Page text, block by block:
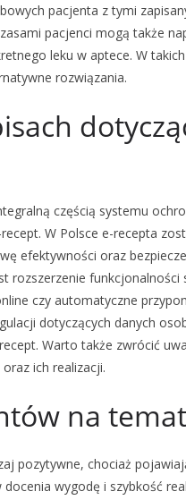
pacjenta z tymi
pacjenci mogą także
leku w aptece. W
rozwiązania.
częścią systemu
W Polsce e-recepta
efektywności oraz
rozszerzenie
czy automatyczne
dotyczących danych
Warto także zwrócić
ich realizacji.
na
pozytywne, chociaż
wygodę i szybkość